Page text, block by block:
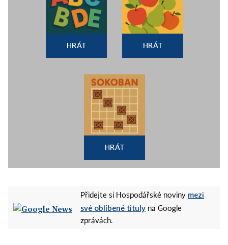
HRÁT HRÁT
HRÁT
Přidejte si Hospodářské noviny mezi
své oblíbené tituly na Google
zprávách.